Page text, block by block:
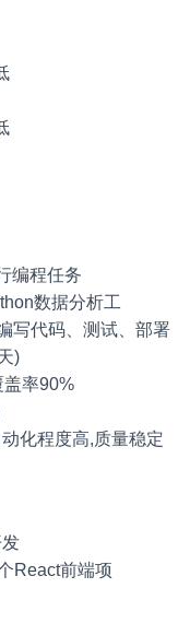
编程任务
数据分析工
写代码、测试、部署
)
盖率90%
程度高,质量稳定
React前端项